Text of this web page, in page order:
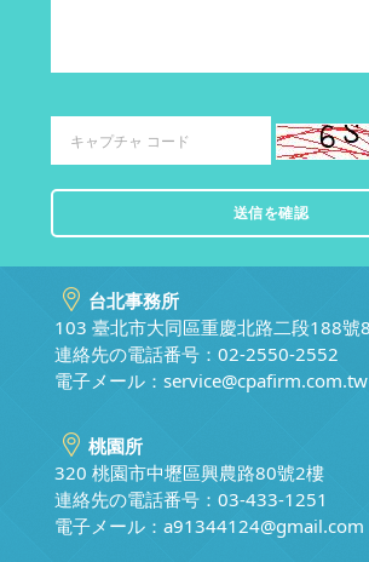
台北事務所
103 臺北市大同區重慶北路二段188號
連絡先の電話番号：02-2550-2552
電子メール： service@cpafirm.com.tw
桃園所
320 桃園市中壢區興農路80號2樓
連絡先の電話番号：03-433-1251
電子メール： a91344124@gmail.com